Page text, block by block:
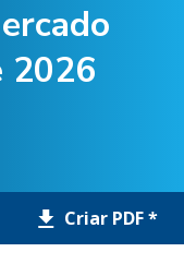
2026
Criar PDF *